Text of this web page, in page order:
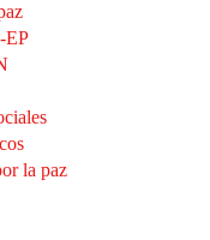
EP
la paz